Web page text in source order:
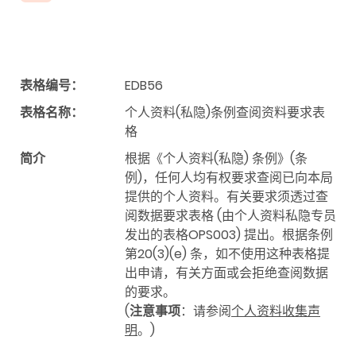
表格编号：
EDB56
表格名称：
个人资料(私隐)条例查阅资料要求表
格
简介
根据《个人资料(私隐) 条例》(条
例)，任何人均有权要求查阅已向本局
提供的个人资料。有关要求须透过查
阅数据要求表格 (由个人资料私隐专员
发出的表格OPS003) 提出。根据条例
第20(3)(e) 条，如不使用这种表格提
出申请，有关方面或会拒绝查阅数据
的要求。
(注意事项：请参阅个人资料收集声
明。)